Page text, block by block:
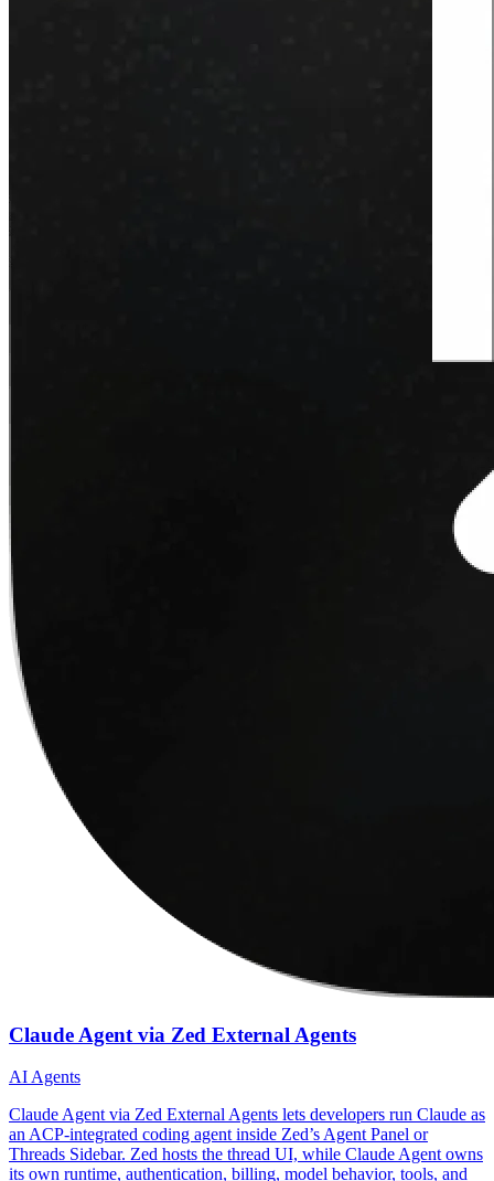
Claude Agent via Zed External Agents
AI Agents
Claude Agent via Zed External Agents lets developers run Claude as
an ACP-integrated coding agent inside Zed’s Agent Panel or
Threads Sidebar. Zed hosts the thread UI, while Claude Agent owns
its own runtime, authentication, billing, model behavior, tools, and